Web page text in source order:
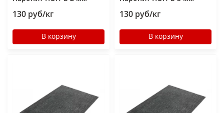
130 руб/кг
В корзину
130 руб/кг
В корзину